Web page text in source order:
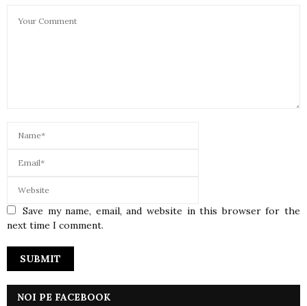
Save my name, email, and website in this browser for the
next time I comment.
NOI PE FACEBOOK